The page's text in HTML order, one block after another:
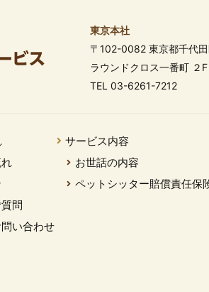
東京本社
〒102-0082 東京都千代
ラウンドクロス一番町 ２F
TEL 03-6261-7212
問
い合わせ
サービス内容
お世話の内容
ペットシッター賠償責任保